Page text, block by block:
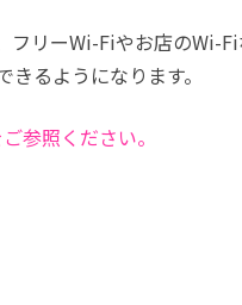
フリーWi-Fiやお店のWi-
るようになります。
参照ください。